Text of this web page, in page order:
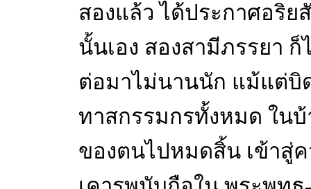
สองแล้ว ได้ประกาศอริ
นั้นเอง สองสามีภรรยา
ต่อมาไม่นานนัก แม้แต่บิ
ทาสกรรมกรทั้งหมด ใน
ของตนไปหมดสิ้น เข้าสู่